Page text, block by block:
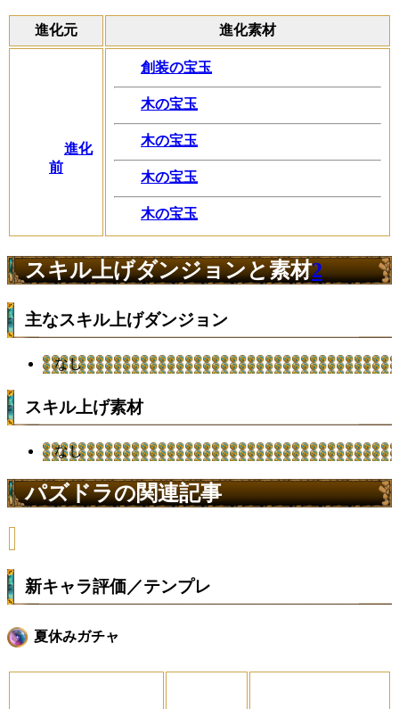
進化元 進化素材
進化
前
創装の宝玉
木の宝玉
木の宝玉
木の宝玉
木の宝玉
スキル上げダンジョンと素材2
主なスキル上げダンジョン
なし
スキル上げ素材
なし
パズドラの関連記事
新キャラ評価／テンプレ
夏休みガチャ